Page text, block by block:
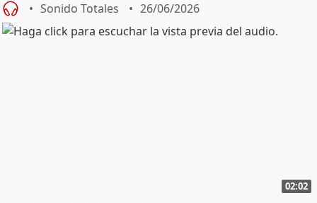
Sonido Totales 26/06/2026
02:02